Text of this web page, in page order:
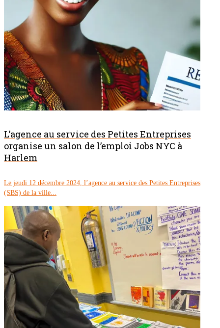
L’agence au service des Petites Entreprises
organise un salon de l’emploi Jobs NYC à
Harlem
Le jeudi 12 décembre 2024, l’agence au service des Petites Entreprises
(SBS) de la ville...